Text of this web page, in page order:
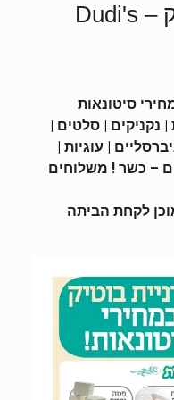
דודי'ס מעדניית בוטיק Dudi's –
סיטונאות
| נקניקים | סלטים |
| עוגיות |
– כשר ! משלוחים
לקחת הביתה